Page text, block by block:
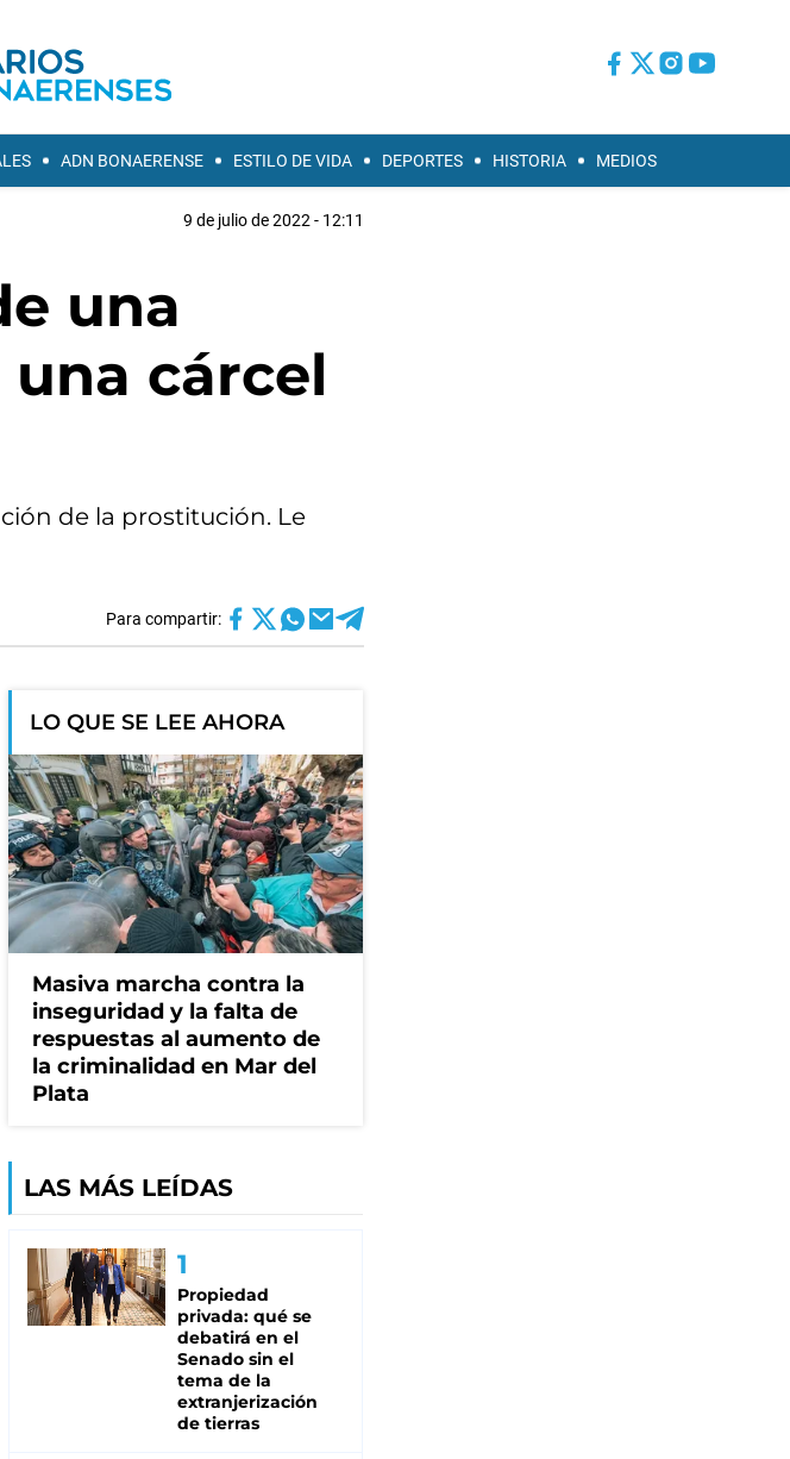
ADN BONAERENSE ESTILO DE VIDA DEPORTES HISTORIA MEDIOS
9 de julio de 2022 - 12:11
una
cárcel
de la prostitución. Le
Para compartir:
LO QUE SE LEE AHORA
Masiva marcha contra la
inseguridad y la falta de
respuestas al aumento de
la criminalidad en Mar del
Plata
LAS MÁS LEÍDAS
Propiedad
privada: qué se
debatirá en el
Senado sin el
tema de la
extranjerización
de tierras